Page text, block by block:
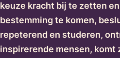
keuze kracht bij te zetten
bestemming te komen,
repeterend en studeren,
inspirerende mensen, komt